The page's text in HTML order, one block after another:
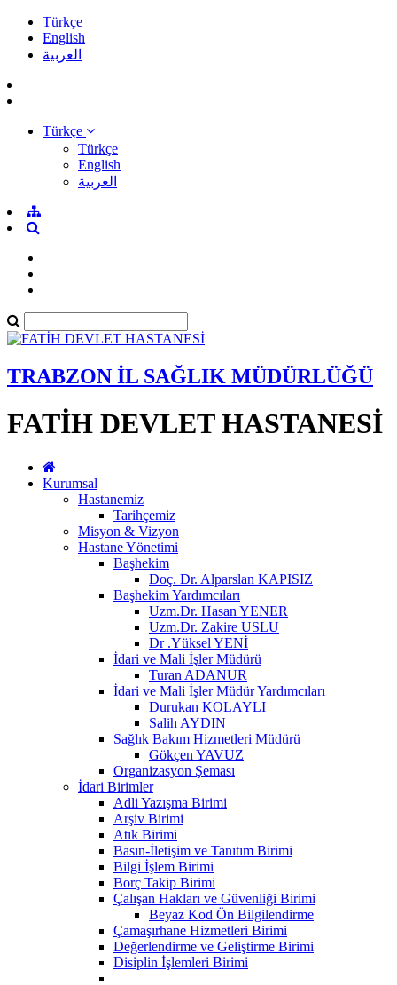
Türkçe
English
العربية
Türkçe
Türkçe
English
العربية
TRABZON İL SAĞLIK MÜDÜRLÜĞÜ
FATİH DEVLET HASTANESİ
Kurumsal
Hastanemiz
Tarihçemiz
Misyon & Vizyon
Hastane Yönetimi
Başhekim
Doç. Dr. Alparslan KAPISIZ
Başhekim Yardımcıları
Uzm.Dr. Hasan YENER
Uzm.Dr. Zakire USLU
Dr .Yüksel YENİ
İdari ve Mali İşler Müdürü
Turan ADANUR
İdari ve Mali İşler Müdür Yardımcıları
Durukan KOLAYLI
Salih AYDIN
Sağlık Bakım Hizmetleri Müdürü
Gökçen YAVUZ
Organizasyon Şeması
İdari Birimler
Adli Yazışma Birimi
Arşiv Birimi
Atık Birimi
Basın-İletişim ve Tanıtım Birimi
Bilgi İşlem Birimi
Borç Takip Birimi
Çalışan Hakları ve Güvenliği Birimi
Beyaz Kod Ön Bilgilendirme
Çamaşırhane Hizmetleri Birimi
Değerlendirme ve Geliştirme Birimi
Disiplin İşlemleri Birimi